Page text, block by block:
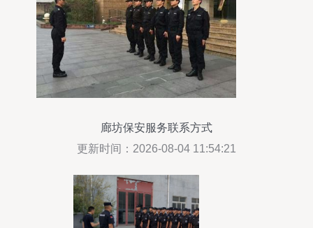
廊坊保安服务联系方式
更新时间：2026-08-04 11:54:21